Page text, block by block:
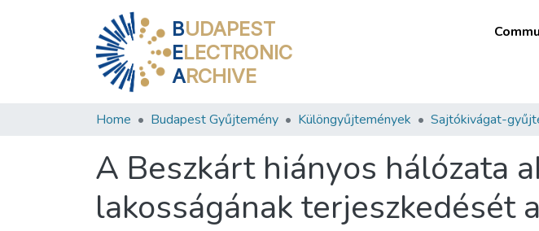
BUDAPEST
ELECTRONIC
ARCHIVE
Home Budapest Gyűjtemény Különgyűjtemények Sajtókivágat-
A Beszkárt hiányos hálózata
lakosságának terjeszkedését